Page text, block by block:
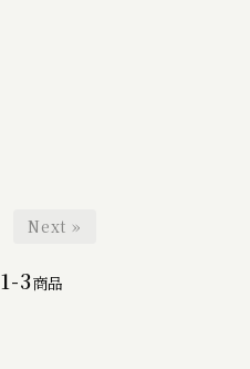
Next »
1-3商品